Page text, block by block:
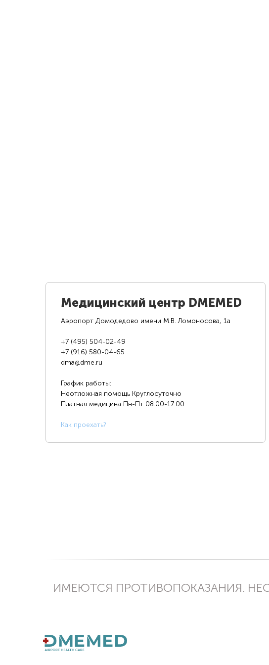
Медицинский центр DMEMED
Аэропорт Домодедово имени М.В. Ломоносова, 1а
+7 (495) 504-02-49
+7 (916) 580-04-65
dma@dme.ru
График работы:
Неотложная помощь Круглосуточно
Платная медицина Пн-Пт 08:00-17:00
Как проехать?
ИМЕЮТСЯ ПРОТИВОПОКАЗАНИЯ.